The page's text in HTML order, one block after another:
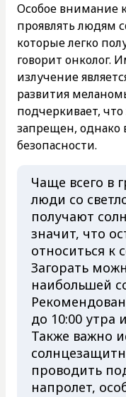
Особое внимание
проявлять людям
которые легко
говорит онколог.
излучение
развития
подчеркивает, что
запрещен, однако
безопасности.
Чаще всего в
люди со
получают
значит, что
относиться к
Загорать
наибольшей
до 10:00 утра
Также важно
проводить
напролет,